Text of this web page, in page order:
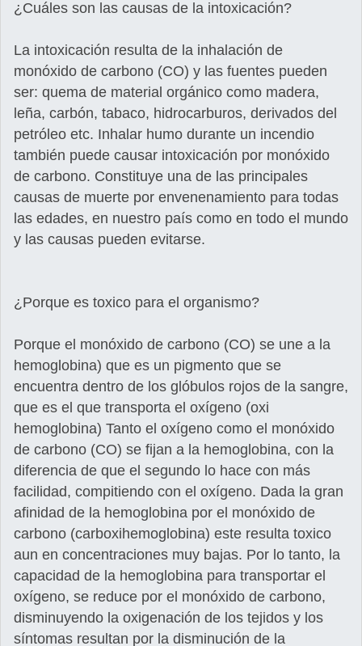
¿Cuáles son las causas de la intoxicación?
La intoxicación resulta de la inhalación de
monóxido de carbono (CO) y las fuentes pueden
ser: quema de material orgánico como madera,
leña, carbón, tabaco, hidrocarburos, derivados del
petróleo etc. Inhalar humo durante un incendio
también puede causar intoxicación por monóxido
de carbono. Constituye una de las principales
causas de muerte por envenenamiento para todas
las edades, en nuestro país como en todo el mundo
y las causas pueden evitarse.
¿Porque es toxico para el organismo?
Porque el monóxido de carbono (CO) se une a la
hemoglobina) que es un pigmento que se
encuentra dentro de los glóbulos rojos de la sangre,
que es el que transporta el oxígeno (oxi
hemoglobina) Tanto el oxígeno como el monóxido
de carbono (CO) se fijan a la hemoglobina, con la
diferencia de que el segundo lo hace con más
facilidad, compitiendo con el oxígeno. Dada la gran
afinidad de la hemoglobina por el monóxido de
carbono (carboxihemoglobina) este resulta toxico
aun en concentraciones muy bajas. Por lo tanto, la
capacidad de la hemoglobina para transportar el
oxígeno, se reduce por el monóxido de carbono,
disminuyendo la oxigenación de los tejidos y los
síntomas resultan por la disminución de la